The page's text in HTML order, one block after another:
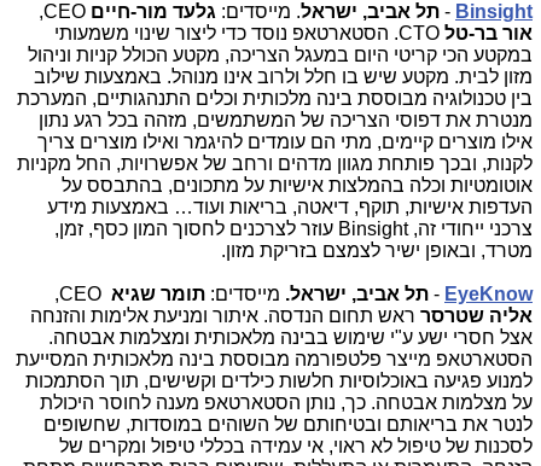
Binsight
- תל אביב, ישראל. מייסדים: גלעד מור-חיים CEO
,
אור בר-טל CTO. הסטארטאפ נוסד כדי ליצור שינוי משמעותי
במקטע הכי קריטי היום במעגל הצריכה, מקטע הכולל קניות וניהול
מזון לבית. מקטע שיש בו חלל ולרוב אינו מנוהל. באמצעות שילוב
בין טכנולוגיה מבוססת בינה מלכותית וכלים התנהגותיים, המערכת
מנטרת את דפוסי הצריכה של המשתמשים, מזהה בכל רגע נתון
אילו מוצרים קיימים, מתי הם עומדים להיגמר ואילו מוצרים צריך
לקנות, ובכך פותחת מגוון מדהים ורחב של אפשרויות, החל מקניות
אוטומטיות וכלה בהמלצות אישיות על מתכונים, בהתבסס על
העדפות אישיות, תוקף, דיאטה, בריאות ועוד… באמצעות מידע
צרכני ייחודי זה,Binsight עוזר לצרכנים לחסוך המון כסף, זמן,
מטרד, ובאופן ישיר לצמצם בזריקת מזון.
EyeKnow
- תל אביב, ישראל. מייסדים: תומר שגיא CEO
,
אליה שטרסר ראש תחום הנדסה. איתור ומניעת אלימות והזנחה
אצל חסרי ישע ע"י שימוש בבינה מלאכותית ומצלמות אבטחה.
הסטארטאפ מייצר פלטפורמה מבוססת בינה מלאכותית המסייעת
למנוע פגיעה באוכלוסיות חלשות כילדים וקשישים, תוך הסתמכות
על מצלמות אבטחה. כך, נותן הסטארטאפ מענה לחוסר היכולת
לנטר את בריאותם ובטיחותם של השוהים במוסדות, שחשופים
לסכנות של טיפול לא ראוי, אי עמידה בכללי טיפול ומקרים של